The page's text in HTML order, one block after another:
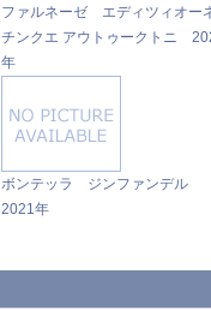
ファルネーゼ エディツィオ
チンクエ アウトゥークトニ
年
ボンテッラ ジンファンデル
2021年